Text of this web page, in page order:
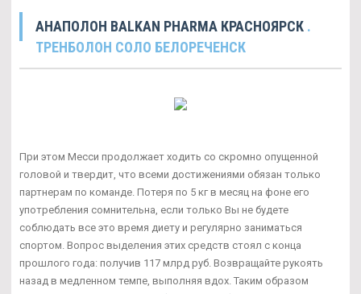
АНАПОЛОН BALKAN PHARMA КРАСНОЯРСК .
ТРЕНБОЛОН СОЛО БЕЛОРЕЧЕНСК
При этом Месси продолжает ходить со скромно опущенной
головой и твердит, что всеми достижениями обязан только
партнерам по команде. Потеря по 5 кг в месяц на фоне его
употребления сомнительна, если только Вы не будете
соблюдать все это время диету и регулярно заниматься
спортом. Вопрос выделения этих средств стоял с конца
прошлого года: получив 117 млрд руб. Возвращайте рукоять
назад в медленном темпе, выполняя вдох. Таким образом